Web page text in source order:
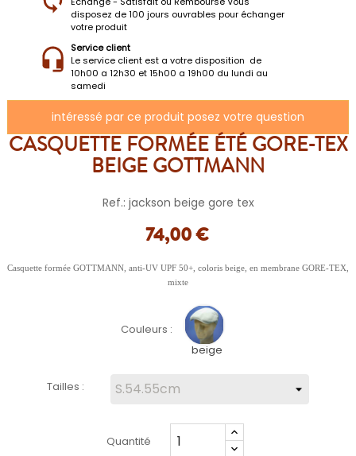
disposez de 100 jours ouvrables pour échanger
votre produit
Service client
Le service client est a votre disposition de
10h00 a 12h30 et 15h00 a 19h00 du lundi au
samedi
intéressé par ce produit posez votre question
CASQUETTE FORMÉE ÉTÉ GORE-TEX
BEIGE GOTTMANN
Ref.: jackson beige gore tex
74,00 €
Casquette formée GOTTMANN, anti-UV UPF 50+, coloris beige, en membrane GORE-TEX,
mixte
Couleurs :
beige
Tailles :
Quantité